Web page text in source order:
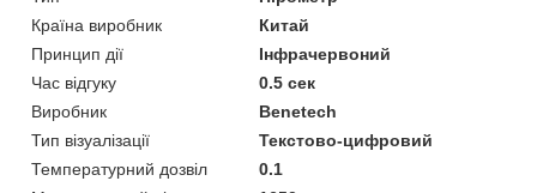
Країна виробник
Китай
Принцип дії
Інфрачервоний
Час відгуку
0.5 сек
Виробник
Benetech
Тип візуалізації
Текстово-цифровий
Температурний дозвіл
0.1